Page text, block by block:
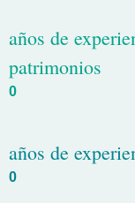
años de
patrimonios
0
años de
0